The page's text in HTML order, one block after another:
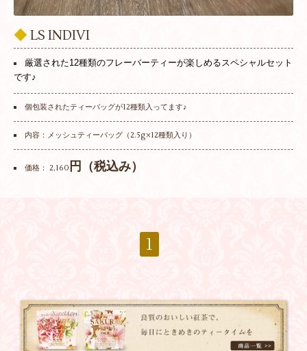
◆LS INDIVI
厳選された12種類のフレーバーティーが楽しめるスペシャルセット
です♪
個包装されたティーバッグが12種類入ってます♪
内容：メッシュティーバッグ（2.5g×12種類入り）
価格： 2,160 円（税込み）
1